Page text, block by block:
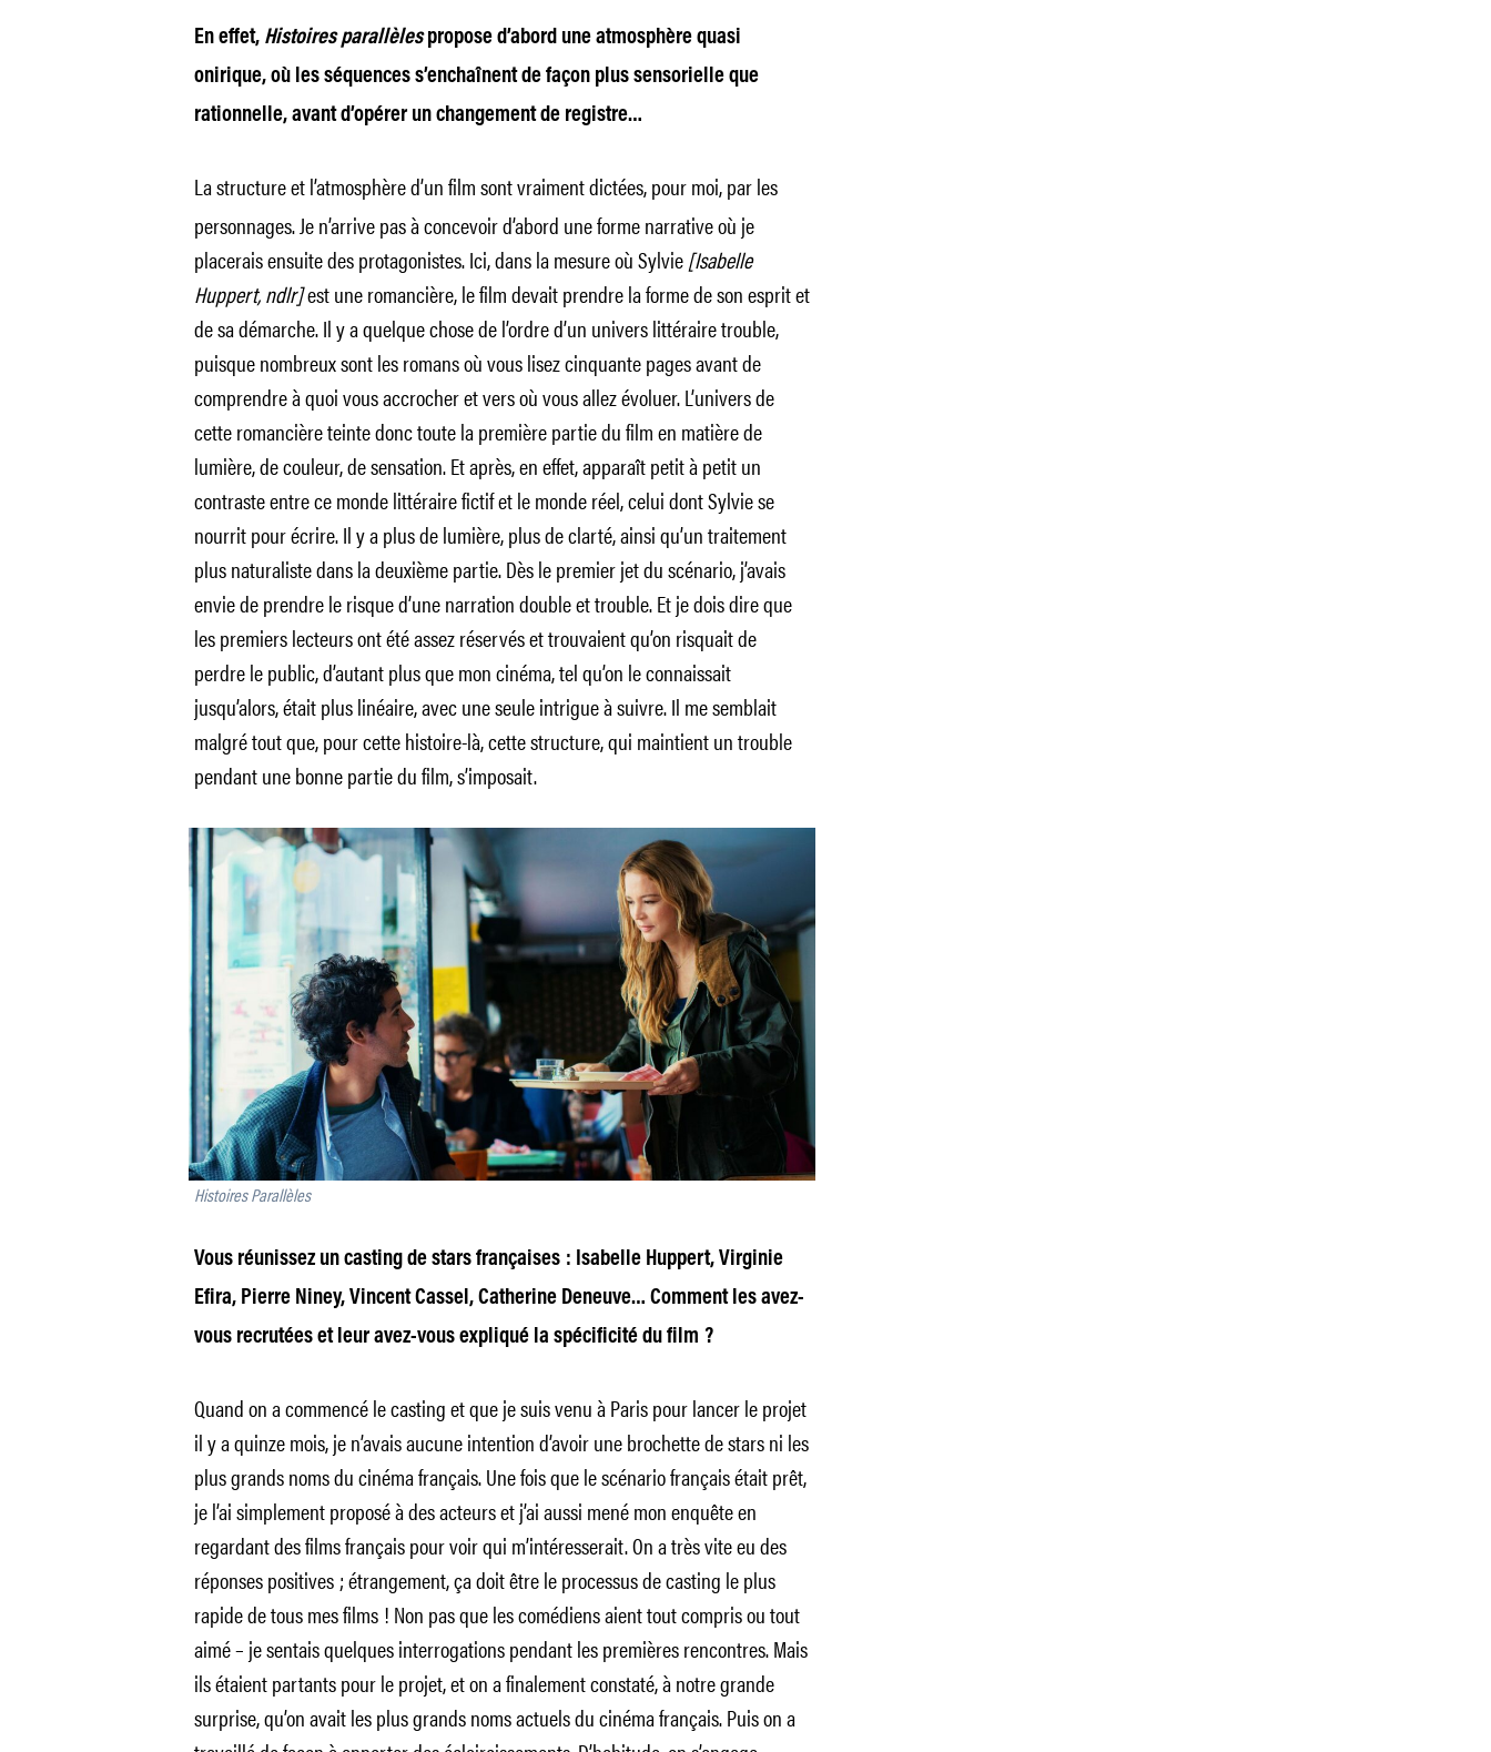
En effet, Histoires parallèlespropose d’abord une atmosphère quasi
onirique, où les séquences s’enchaînent de façon plus sensorielle que
rationnelle, avant d’opérer un changement de registre…
Lastructure et l’atmosphère d’un filmsont vraiment dictées, pour moi, par les
personnages. Je n’arrive pas à concevoir d’abord une forme narrative où je
placerais ensuite des protagonistes. Ici, dans la mesure où Sylvie[Isabelle
Huppert, ndlr]est une romancière, le film devait prendre la forme de son esprit et
de sa démarche. Il y a quelque chose de l’ordre d’un univers littéraire trouble,
puisque nombreux sont les romans où vous lisez cinquante pages avant de
comprendre à quoi vous accrocher et vers où vous allez évoluer. L’univers de
cette romancière teinte donc toute la première partie du film en matière de
lumière, de couleur, de sensation. Et après, en effet, apparaît petit à petit un
contraste entre ce monde littéraire fictif et le monde réel, celui dont Sylvie se
nourrit pour écrire. Il y a plus de lumière, plus de clarté, ainsi qu’un traitement
plus naturaliste dans la deuxième partie. Dès le premier jet du scénario, j’avais
envie de prendre le risque d’une narration double et trouble. Et je dois dire que
les premiers lecteurs ont été assez réservés et trouvaient qu’on risquait de
perdre le public, d’autant plus que mon cinéma, tel qu’on le connaissait
jusqu’alors, était plus linéaire, avec une seule intrigue à suivre. Il me semblait
malgré tout que, pour cette histoire-là, cette structure, qui maintient un trouble
pendant une bonne partie du film, s’imposait.
Histoires Parallèles
Vous réunissez un casting de stars françaises : Isabelle Huppert, Virginie
Efira, Pierre Niney, Vincent Cassel, Catherine Deneuve… Comment les avez-
vous recrutées et leur avez-vous expliqué la spécificité du film ?
Quand on a commencé le casting et que je suis venu à Paris pour lancer le projet
il y a quinze mois, je n’avais aucune intention d’avoir une brochette de stars ni les
plus grands noms du cinéma français. Une fois que le scénario français était prêt,
je l’ai simplement proposé à des acteurs et j’ai aussi mené mon enquête en
regardant des films français pour voir qui m’intéresserait. On a très vite eu des
réponses positives ; étrangement, ça doit être le processus de casting le plus
rapide de tous mes films ! Non pas que les comédiens aient tout compris ou tout
aimé – je sentais quelques interrogations pendant les premières rencontres. Mais
ils étaient partants pour le projet, et on a finalement constaté, à notre grande
surprise, qu’on avait les plus grands noms actuels du cinéma français. Puis on a